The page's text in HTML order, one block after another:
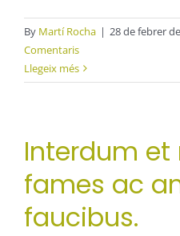
By Martí Rocha | 28 de febrer
Comentaris
Llegeix més
Interdum
fames ac
faucibus.